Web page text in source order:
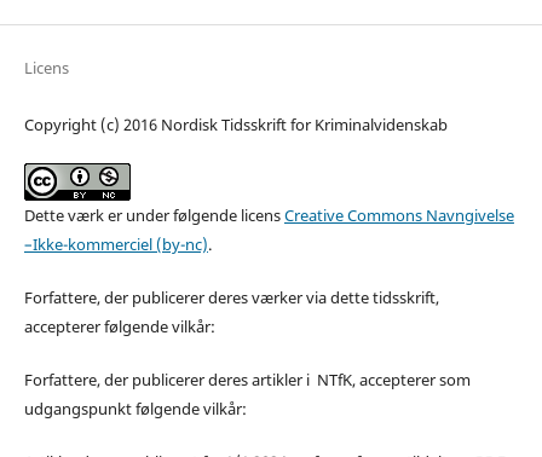
Licens
Copyright (c) 2016 Nordisk Tidsskrift for Kriminalvidenskab
Dette værk er under følgende licensCreative Commons Navngivelse
–Ikke-kommerciel (by-nc).
Forfattere, der publicerer deres værker via dette tidsskrift,
accepterer følgende vilkår:
Forfattere, der publicerer deres artikler i NTfK, accepterer som
udgangspunkt følgende vilkår: